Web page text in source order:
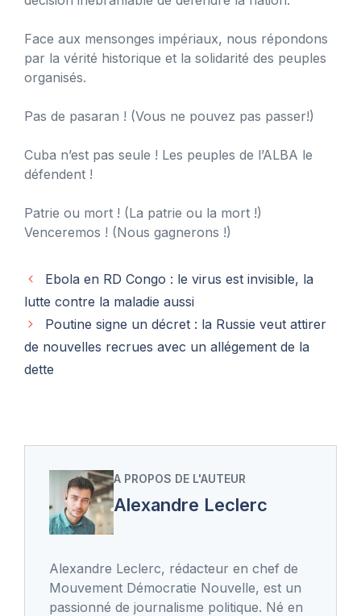
Face aux mensonges impériaux, nous répondons
par la vérité historique et la solidarité des peuples
organisés.
Pas de pasaran ! (Vous ne pouvez pas passer!)
Cuba n’est pas seule ! Les peuples de l’ALBA le
défendent !
Patrie ou mort ! (La patrie ou la mort !)
Venceremos ! (Nous gagnerons !)
Ebola en RD Congo : le virus est invisible, la
lutte contre la maladie aussi
Poutine signe un décret : la Russie veut attirer
de nouvelles recrues avec un allégement de la
dette
A PROPOS DE L'AUTEUR
Alexandre Leclerc
Alexandre Leclerc, rédacteur en chef de
Mouvement Démocratie Nouvelle, est un
passionné de journalisme politique. Né en